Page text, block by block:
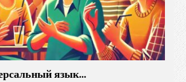
язык…